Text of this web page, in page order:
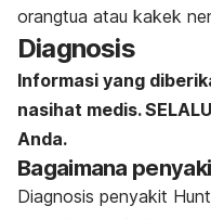
orangtua atau kakek
Diagnosis
Informasi yang
nasihat medis.
Anda.
Bagaimana
Diagnosis penyakit